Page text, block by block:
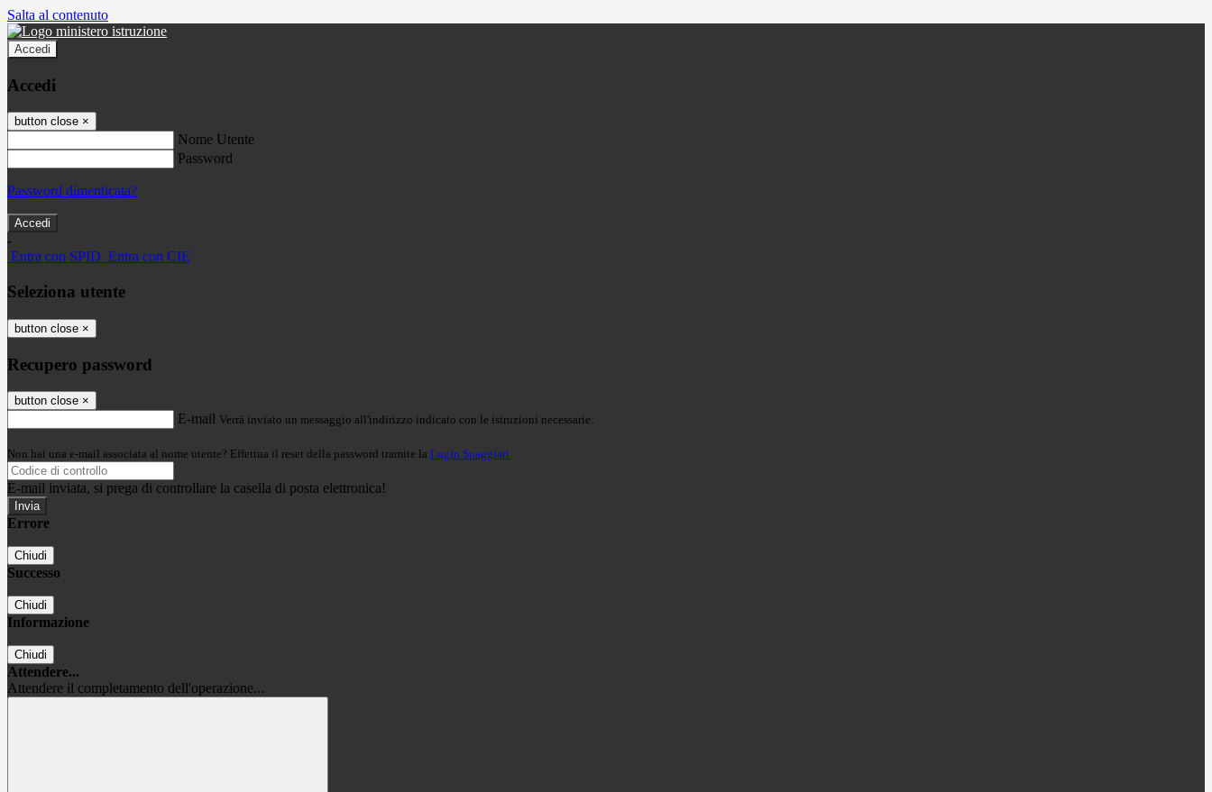
Salta al contenuto
Accedi
Accedi
button close ×
Nome Utente
Password
Password dimenticata?
-
Entra con SPID Entra con CIE
Seleziona utente
button close ×
Recupero password
button close ×
E-mail Verrà inviato un messaggio all'indirizzo indicato con le istruzioni necessarie.
Non hai una e-mail associata al nome utente? Effettua il reset della password tramite la Login Spaggiari
E-mail inviata, si prega di controllare la casella di posta elettronica!
Errore
Chiudi
Successo
Chiudi
Informazione
Chiudi
Attendere...
Attendere il completamento dell'operazione...